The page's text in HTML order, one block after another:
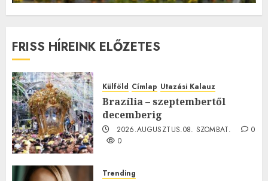
FRISS HÍREINK ELŐZETES
Külföld Címlap Utazási Kalauz
Brazília – szeptembertől
decemberig
2026.AUGUSZTUS.08. SZOMBAT.
0
0
Trending